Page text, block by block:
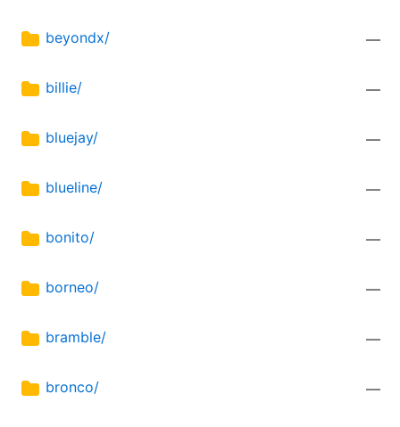
beyondx/ —
billie/ —
bluejay/ —
blueline/ —
bonito/ —
borneo/ —
bramble/ —
bronco/ —